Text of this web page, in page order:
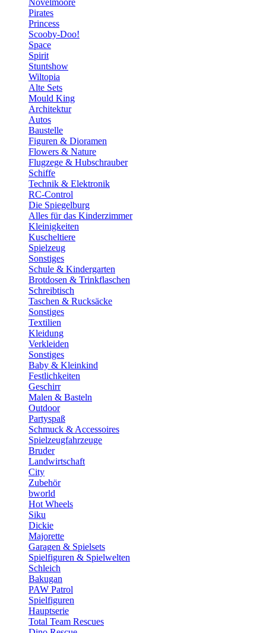
Novelmoore
Pirates
Princess
Scooby-Doo!
Space
Spirit
Stuntshow
Wiltopia
Alte Sets
Mould King
Architektur
Autos
Baustelle
Figuren & Dioramen
Flowers & Nature
Flugzege & Hubschrauber
Schiffe
Technik & Elektronik
RC-Control
Die Spiegelburg
Alles für das Kinderzimmer
Kleinigkeiten
Kuscheltiere
Spielzeug
Sonstiges
Schule & Kindergarten
Brotdosen & Trinkflaschen
Schreibtisch
Taschen & Rucksäcke
Sonstiges
Textilien
Kleidung
Verkleiden
Sonstiges
Baby & Kleinkind
Festlichkeiten
Geschirr
Malen & Basteln
Outdoor
Partyspaß
Schmuck & Accessoires
Spielzeugfahrzeuge
Bruder
Landwirtschaft
City
Zubehör
bworld
Hot Wheels
Siku
Dickie
Majorette
Garagen & Spielsets
Spielfiguren & Spielwelten
Schleich
Bakugan
PAW Patrol
Spielfiguren
Hauptserie
Total Team Rescues